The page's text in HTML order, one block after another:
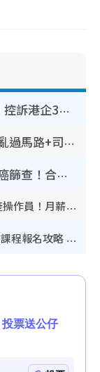
高才通來港2個月辭職逃回內地！控訴港企3宗罪 歎微管理極窒息
警方即日起全港大執法！捉行人亂過馬路+司機不專注駕駛！亂過馬路罰$2000
港大公共衞生學院推免費早期肺癌篩查！合資格人士將獲全額資助定期血液化驗／電腦斷層掃描／風險評估
筍工招聘2026｜萊特維健藥廠請生產操作員！月薪高達$1.7萬 冷氣廠房/五天工作/保證雙糧
香港自資院校︱全港逾20間自資院校課程報名攻略 留位費可退/申請日期/報名連結